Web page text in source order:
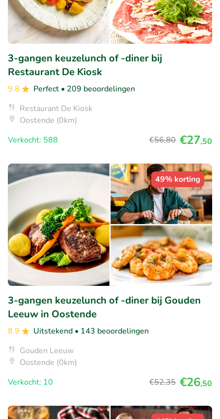
3-gangen keuzelunch of -diner bij
Restaurant De Kiosk
9.8 Perfect • 209 beoordelingen
Restaurant De Kiosk
Oostende (0km)
Verkocht: 588
€56,80 €27,50
49% korting
3-gangen keuzelunch of -diner bij Gouden
Leeuw in Oostende
8.9 Uitstekend • 143 beoordelingen
Gouden Leeuw
Oostende (0km)
Verkocht: 10
€52,35 €26,50